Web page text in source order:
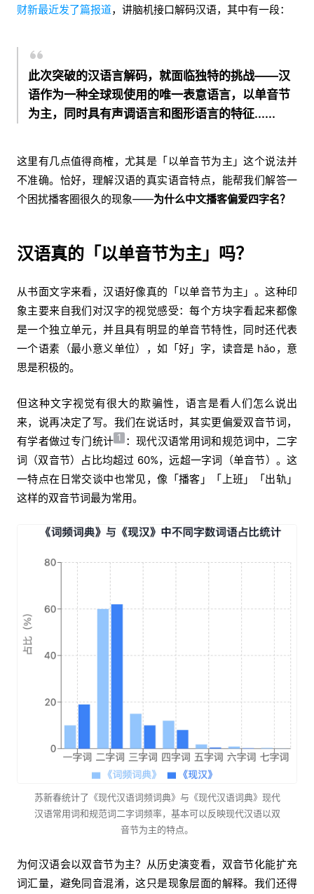
财新最近发了篇报道，讲脑机接口解码汉语，其中有一段：
此次突破的汉语言解码，就面临独特的挑战——汉
语作为一种全球现使用的唯一表意语言， 以单音节
为主，同时具有声调语言和图形语言的特征......
这里有几点值得商榷，尤其是「以单音节为主」这个说法并
不准确。恰好，理解汉语的真实语音特点，能帮我们解答一
个困扰播客圈很久的现象——为什么中文播客偏爱四字名？
汉语真的「以单音节为主」吗？
从书面文字来看，汉语好像真的「以单音节为主」。这种印
象主要来自我们对汉字的视觉感受：每个方块字看起来都像
是一个独立单元，并且具有明显的单音节特性，同时还代表
一个语素（最小意义单位），如「好」字，读音是 hǎo，意
思是积极的。
但这种文字视觉有很大的欺骗性，语言是看人们怎么说出
来，说再决定了写。我们在说话时，其实更偏爱双音节词，
有学者做过专门统计 1 ：现代汉语常用词和规范词中，二字
词（双音节）占比均超过 60%，远超一字词（单音节）。这
一特点在日常交谈中也常见，像「播客」「上班」「出轨」
这样的双音节词最为常用。
苏新春统计了《现代汉语词频词典》与《现代汉语词典》现代
汉语常用词和规范词二字词频率，基本可以反映现代汉语以双
音节为主的特点。
为何汉语会以双音节为主？从历史演变看，双音节化能扩充
词汇量，避免同音混淆，这只是现象层面的解释。我们还得